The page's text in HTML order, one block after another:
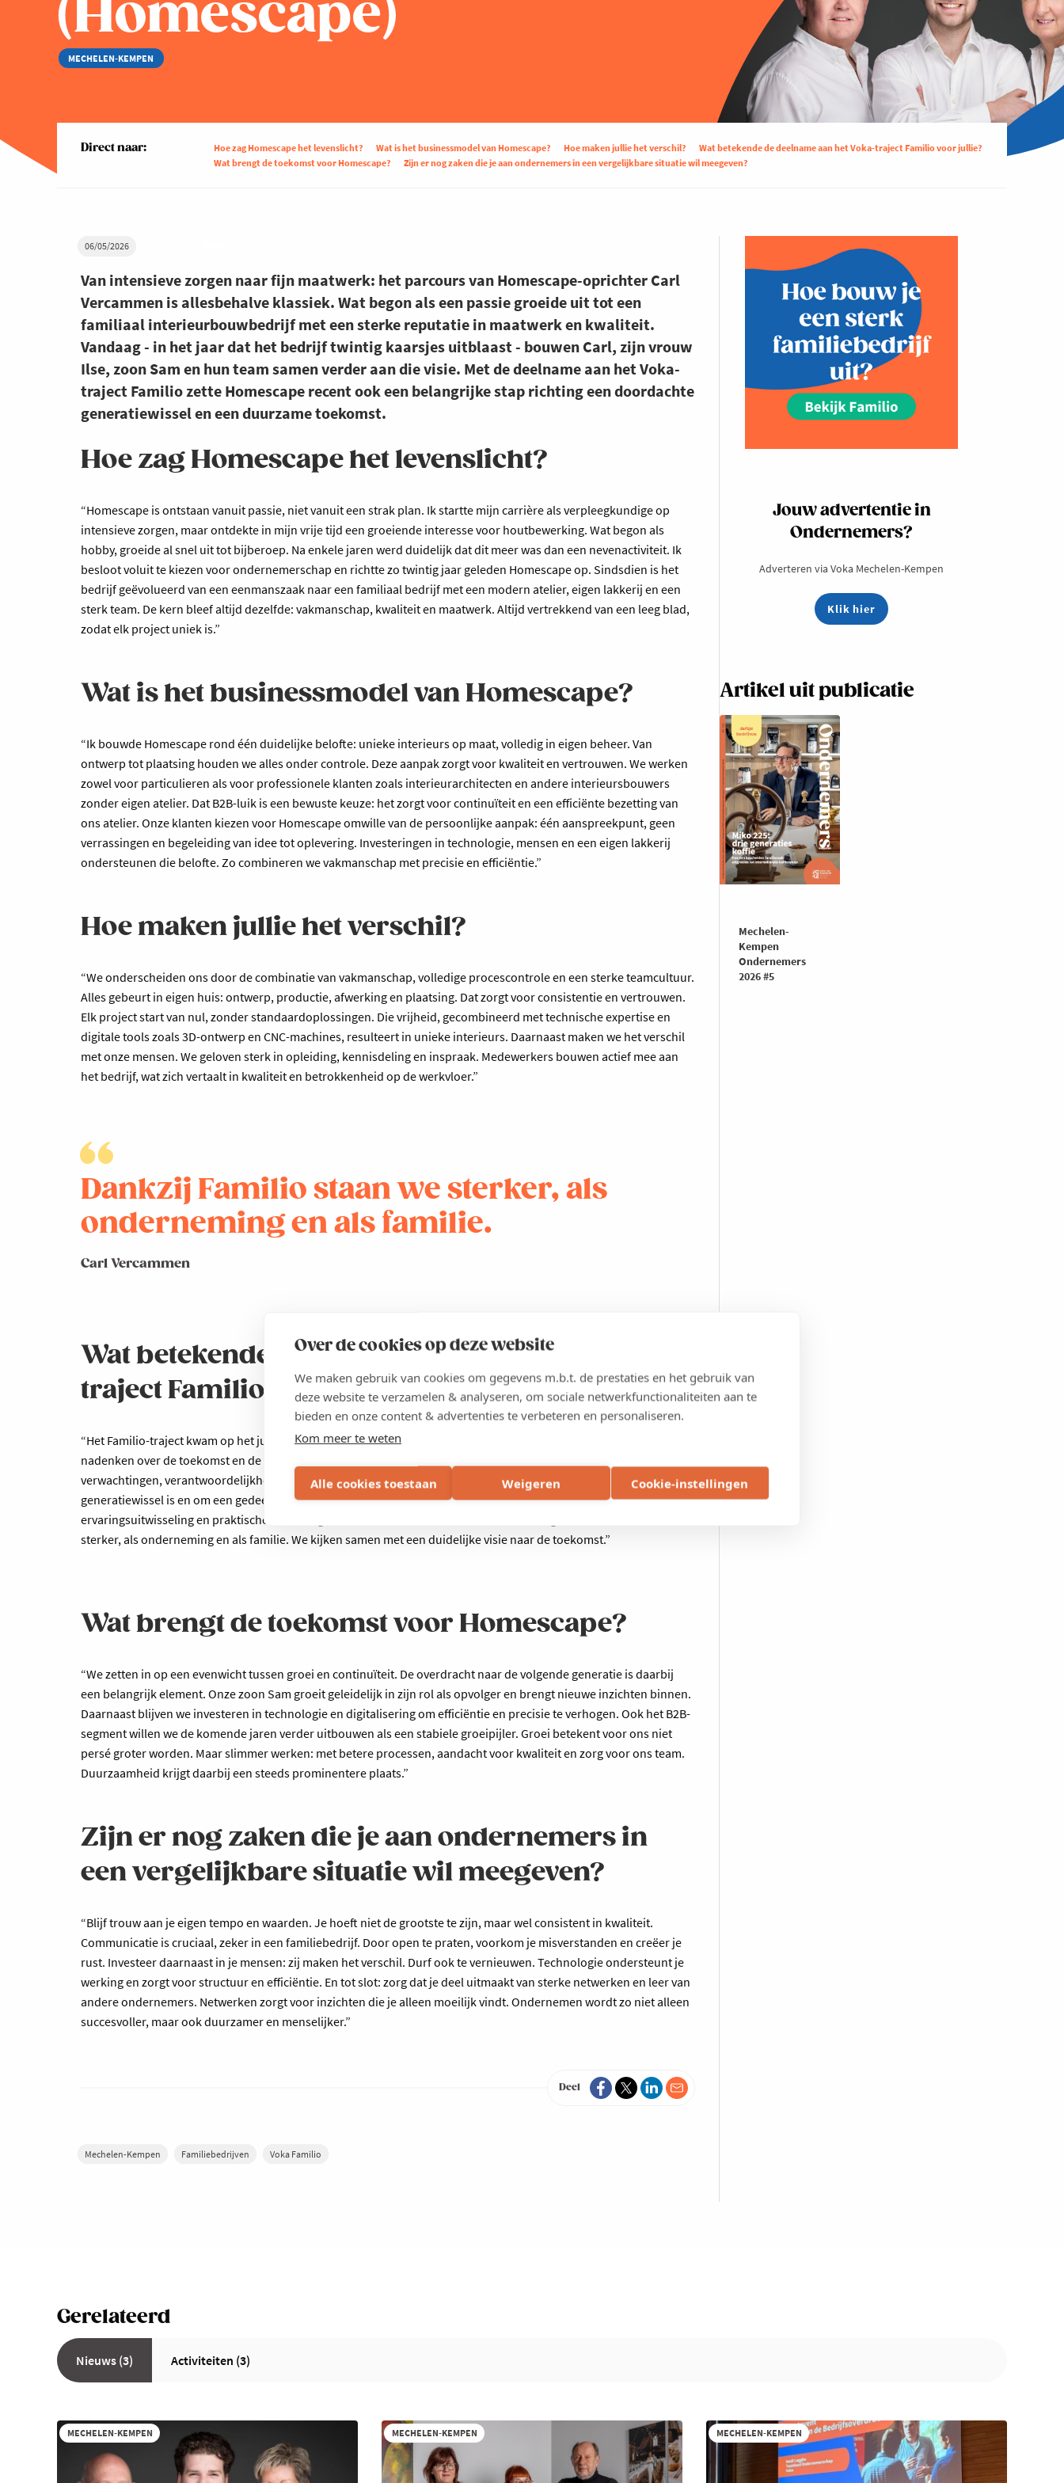
Over de cookies op deze website
We maken gebruik van cookies om gegevens m.b.t. de prestaties en het gebruik van
deze website te verzamelen & analyseren, om sociale netwerkfunctionaliteiten aan te
bieden en onze content & advertenties te verbeteren en personaliseren.
Kom meer te weten
Alle cookies toestaan Weigeren Cookie-instellingen
(Homescape)
MECHELEN-KEMPEN
Direct naar: Hoe zag Homescape het levenslicht? Wat is het businessmodel van Homescape? Hoe maken jullie het verschil?
Wat betekende de deelname aan het Voka-traject Familio voor jullie?
Wat brengt de toekomst voor Homescape?
Zijn er nog zaken die je aan ondernemers in een vergelijkbare situatie wil meegeven?
06/05/2026
Van intensieve zorgen naar fijn maatwerk: het parcours van Homescape-oprichter Carl
Vercammen is allesbehalve klassiek. Wat begon als een passie groeide uit tot een
familiaal interieurbouwbedrijf met een sterke reputatie in maatwerk en kwaliteit.
Vandaag - in het jaar dat het bedrijf twintig kaarsjes uitblaast - bouwen Carl, zijn vrouw
Ilse, zoon Sam en hun team samen verder aan die visie. Met de deelname aan het Voka-
traject Familio zette Homescape recent ook een belangrijke stap richting een doordachte
generatiewissel en een duurzame toekomst.
Hoe zag Homescape het levenslicht?
“Homescape is ontstaan vanuit passie, niet vanuit een strak plan. Ik startte mijn carrière als verpleegkundige op
intensieve zorgen, maar ontdekte in mijn vrije tijd een groeiende interesse voor houtbewerking. Wat begon als
hobby, groeide al snel uit tot bijberoep. Na enkele jaren werd duidelijk dat dit meer was dan een nevenactiviteit. Ik
besloot voluit te kiezen voor ondernemerschap en richtte zo twintig jaar geleden Homescape op. Sindsdien is het
bedrijf geëvolueerd van een eenmanszaak naar een familiaal bedrijf met een modern atelier, eigen lakkerij en een
sterk team. De kern bleef altijd dezelfde: vakmanschap, kwaliteit en maatwerk. Altijd vertrekkend van een leeg blad,
zodat elk project uniek is.”
Wat is het businessmodel van Homescape?
“Ik bouwde Homescape rond één duidelijke belofte: unieke interieurs op maat, volledig in eigen beheer. Van
ontwerp tot plaatsing houden we alles onder controle. Deze aanpak zorgt voor kwaliteit en vertrouwen. We werken
zowel voor particulieren als voor professionele klanten zoals interieurarchitecten en andere interieursbouwers
zonder eigen atelier. Dat B2B-luik is een bewuste keuze: het zorgt voor continuïteit en een efficiënte bezetting van
ons atelier. Onze klanten kiezen voor Homescape omwille van de persoonlijke aanpak: één aanspreekpunt, geen
verrassingen en begeleiding van idee tot oplevering. Investeringen in technologie, mensen en een eigen lakkerij
ondersteunen die belofte. Zo combineren we vakmanschap met precisie en efficiëntie.”
Hoe maken jullie het verschil?
“We onderscheiden ons door de combinatie van vakmanschap, volledige procescontrole en een sterke teamcultuur.
Alles gebeurt in eigen huis: ontwerp, productie, afwerking en plaatsing. Dat zorgt voor consistentie en vertrouwen.
Elk project start van nul, zonder standaardoplossingen. Die vrijheid, gecombineerd met technische expertise en
digitale tools zoals 3D-ontwerp en CNC-machines, resulteert in unieke interieurs. Daarnaast maken we het verschil
met onze mensen. We geloven sterk in opleiding, kennisdeling en inspraak. Medewerkers bouwen actief mee aan
het bedrijf, wat zich vertaalt in kwaliteit en betrokkenheid op de werkvloer.”
Dankzij Familio staan we sterker, als
onderneming en als familie.
Carl Vercammen
Wat betekende de deelname aan het Voka-
traject Familio voor jullie?
“Het Familio-traject kwam op het juiste moment. We stonden als familiebedrijf op een kruispunt en wilden bewust
nadenken over de toekomst en de rol van de volgende generatie. Het traject bood ruimte om open te spreken over
verwachtingen, verantwoordelijkheden en opvolging. Het hielp om structuur te brengen in het proces dat een
generatiewissel is en om een gedeelde visie te ontwikkelen. De combinatie van begeleiding door experten,
ervaringsuitwisseling en praktische tools zorgde voor helderheid en vertrouwen. Vandaag staan we daardoor
sterker, als onderneming en als familie. We kijken samen met een duidelijke visie naar de toekomst.”
Wat brengt de toekomst voor Homescape?
“We zetten in op een evenwicht tussen groei en continuïteit. De overdracht naar de volgende generatie is daarbij
een belangrijk element. Onze zoon Sam groeit geleidelijk in zijn rol als opvolger en brengt nieuwe inzichten binnen.
Daarnaast blijven we investeren in technologie en digitalisering om efficiëntie en precisie te verhogen. Ook het B2B-
segment willen we de komende jaren verder uitbouwen als een stabiele groeipijler. Groei betekent voor ons niet
persé groter worden. Maar slimmer werken: met betere processen, aandacht voor kwaliteit en zorg voor ons team.
Duurzaamheid krijgt daarbij een steeds prominentere plaats.”
Zijn er nog zaken die je aan ondernemers in
een vergelijkbare situatie wil meegeven?
“Blijf trouw aan je eigen tempo en waarden. Je hoeft niet de grootste te zijn, maar wel consistent in kwaliteit.
Communicatie is cruciaal, zeker in een familiebedrijf. Door open te praten, voorkom je misverstanden en creëer je
rust. Investeer daarnaast in je mensen: zij maken het verschil. Durf ook te vernieuwen. Technologie ondersteunt je
werking en zorgt voor structuur en efficiëntie. En tot slot: zorg dat je deel uitmaakt van sterke netwerken en leer van
andere ondernemers. Netwerken zorgt voor inzichten die je alleen moeilijk vindt. Ondernemen wordt zo niet alleen
succesvoller, maar ook duurzamer en menselijker.”
Deel
Mechelen-Kempen Familiebedrijven Voka Familio
Jouw advertentie in
Ondernemers?
Adverteren via Voka Mechelen-Kempen
Klik hier
Artikel uit publicatie
Mechelen-
Kempen
Ondernemers
2026 #5
Gerelateerd
Nieuws (3) Activiteiten (3)
MECHELEN-KEMPEN MECHELEN-KEMPEN MECHELEN-KEMPEN